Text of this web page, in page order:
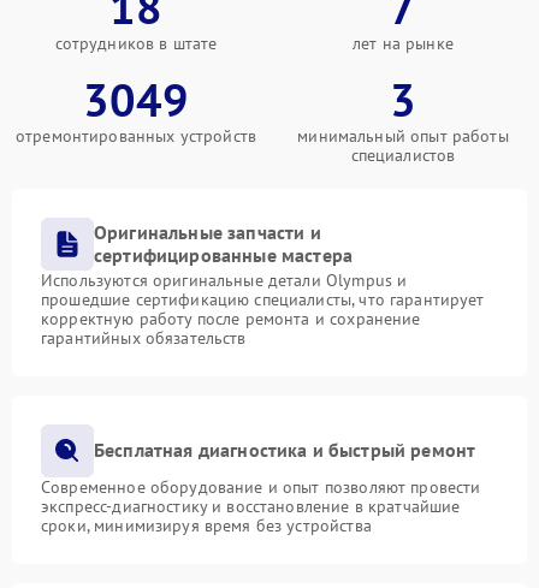
сотрудников в штате лет на рынке
3049
отремонтированных устройств
3
минимальный опыт работы
специалистов
Оригинальные запчасти и
сертифицированные мастера
Используются оригинальные детали Olympus и
прошедшие сертификацию специалисты, что гарантирует
корректную работу после ремонта и сохранение
гарантийных обязательств
Бесплатная диагностика и быстрый ремонт
Современное оборудование и опыт позволяют провести
экспресс-диагностику и восстановление в кратчайшие
сроки, минимизируя время без устройства